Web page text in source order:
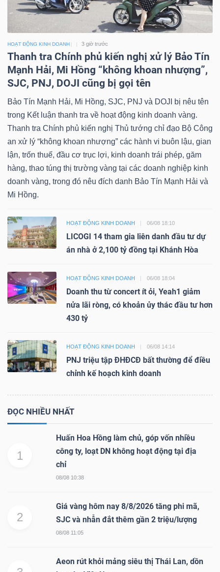
HOẠT ĐỘNG KINH DOANH 3 giờ trước
Thanh tra Chính phủ kiến nghị xử lý Bảo Tín
Mạnh Hải, Mi Hồng “không khoan nhượng”,
SJC, PNJ, DOJI cũng bị gọi tên
Bảo Tín Mạnh Hải, Mi Hồng, SJC, PNJ và DOJI bị nêu tên
trong Kết luận thanh tra về hoạt động kinh doanh vàng.
Thanh tra Chính phủ kiến nghị Thủ tướng chỉ đạo Bộ Công
an xử lý “không khoan nhượng” các hành vi buôn lậu, gian
lận, trốn thuế, đầu cơ trục lợi, kinh doanh trái phép, găm
hàng, thao túng thị trường vàng tại các doanh nghiệp kinh
doanh vàng, trong đó nêu đích danh Bảo Tín Mạnh Hải và
Mi Hồng.
HOẠT ĐỘNG KINH DOANH 06/08 18:10
LICOGI 14 tham gia liên danh đầu tư dự
án nhà ở 2,100 tỷ đồng tại Khánh Hòa
HOẠT ĐỘNG KINH DOANH 06/08 18:04
Doanh thu từ concert ít ỏi, Yeah1 giảm
nửa lãi ròng, có khoản ủy thác đầu tư hơn
430 tỷ
HOẠT ĐỘNG KINH DOANH 06/08 14:14
PNJ triệu tập ĐHĐCĐ bất thường để điều
chỉnh kế hoạch kinh doanh
ĐỌC NHIỀU NHẤT
1
Huấn Hoa Hồng làm chủ, góp vốn nhiều
công ty, loạt DN không hoạt động tại địa
chỉ
08/08 10:38
2
Giá vàng hôm nay 8/8/2026 tăng phi mã,
SJC và nhẫn đắt thêm gần 2 triệu/lượng
08/08 11:05
Aeon rút khỏi mảng siêu thị Thái Lan, dồn